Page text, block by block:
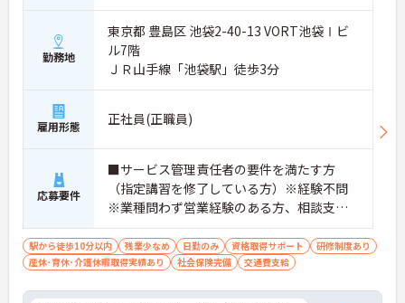
勤務地
東京都 豊島区 池袋2-40-13 VORT池袋Ⅰビ
ル7階
ＪＲ山手線「池袋駅」徒歩3分
雇用形態 正社員(正職員)
応募要件
■サービス管理責任者の要件を満たす方
（指定講習を修了している方）※経験不問
※業種問わず営業経験のある方、相談支
援・直接支援の経験がある方歓迎
駅から徒歩10分以内 残業少なめ 日勤のみ 資格取得サポート
研修制度あり
産休･育休･介護休暇取得実績あり
社会保険完備 交通費支給